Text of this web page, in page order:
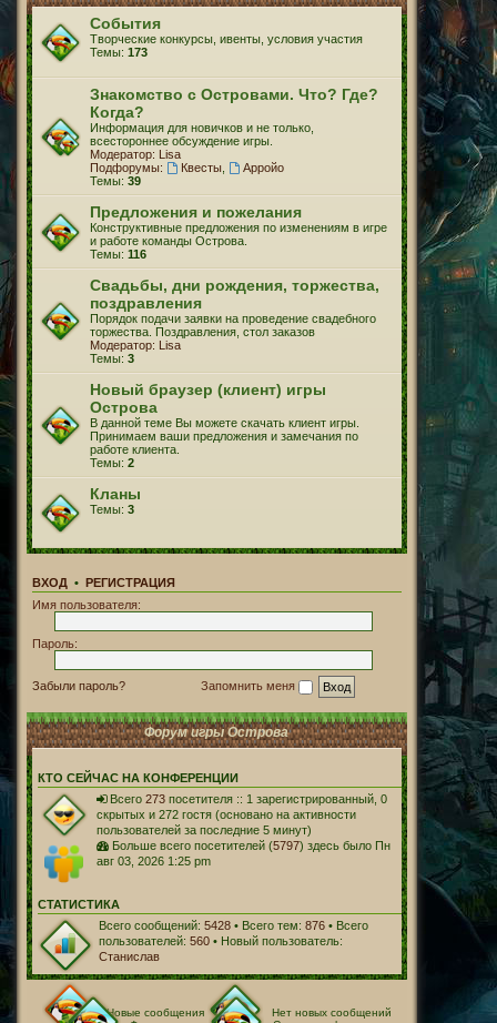
События
Творческие конкурсы, ивенты, условия участия
Темы: 173
Знакомство с Островами. Что? Где?
Когда?
Информация для новичков и не только,
всестороннее обсуждение игры.
Модератор: Lisa
Подфорумы:
Квесты,
Арройо
Темы: 39
Предложения и пожелания
Конструктивные предложения по изменениям в игре
и работе команды Острова.
Темы: 116
Свадьбы, дни рождения, торжества,
поздравления
Порядок подачи заявки на проведение свадебного
торжества. Поздравления, стол заказов
Модератор: Lisa
Темы: 3
Новый браузер (клиент) игры
Острова
В данной теме Вы можете скачать клиент игры.
Принимаем ваши предложения и замечания по
работе клиента.
Темы: 2
Кланы
Темы: 3
ВХОД • РЕГИСТРАЦИЯ
Имя пользователя:
Пароль:
Забыли пароль? Запомнить меня
Форум игры Острова
КТО СЕЙЧАС НА КОНФЕРЕНЦИИ
Всего 273 посетителя :: 1 зарегистрированный, 0
скрытых и 272 гостя (основано на активности
пользователей за последние 5 минут)
Больше всего посетителей (5797) здесь было Пн
авг 03, 2026 1:25 pm
СТАТИСТИКА
Всего сообщений: 5428 • Всего тем: 876 • Всего
пользователей: 560 • Новый пользователь:
Станислав
Новые сообщения
Нет новых сообщений